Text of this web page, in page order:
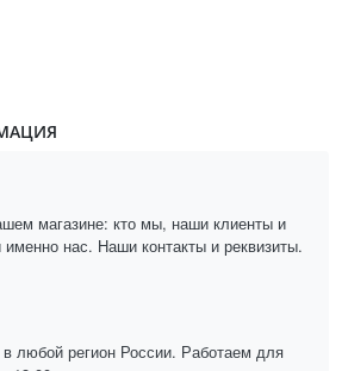
магазине: кто мы, наши клиенты и
нас. Наши контакты и реквизиты.
любой регион России. Работаем для